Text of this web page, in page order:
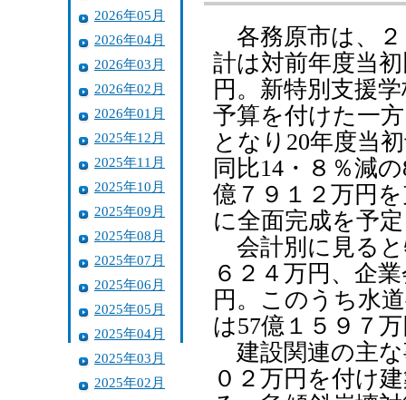
2026年05月
2026年04月
2026年03月
2026年02月
2026年01月
2025年12月
2025年11月
2025年10月
2025年09月
2025年08月
2025年07月
2025年06月
2025年05月
2025年04月
2025年03月
2025年02月
各務原市は、２
計は対前年度当
円。新特別支援
予算を付けた一
となり20年度当
同比14・８％減
億７９１２万円
に全面完成を予
会計別に見ると
６２４万円、企
円。このうち水
は57億１５９７
建設関連の主な
０２万円を付け